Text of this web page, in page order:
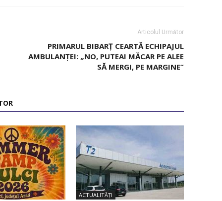
Articolul Următor
PRIMARUL BIBARȚ CEARTĂ ECHIPAJUL
AMBULANȚEI: „NO, PUTEAI MĂCAR PE ALEE
SĂ MERGI, PE MARGINE”
ACTUALITĂȚI